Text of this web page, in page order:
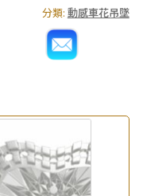
分類: 動感車花吊墜